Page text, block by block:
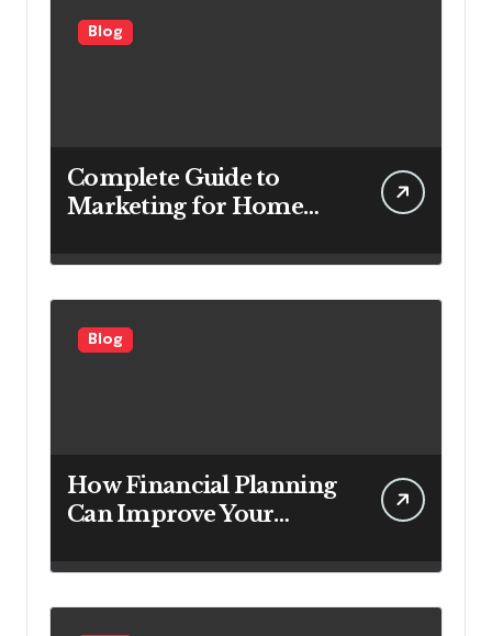
Blog
Complete Guide to
Marketing for Home
Looking to Attract More
Customers
Blog
How Financial Planning
Can Improve Your